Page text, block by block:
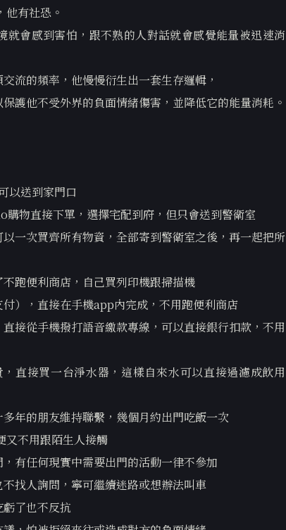
有社恐。
就會感到害怕，跟不熟的人對話就會感覺能量被迅速消
流的頻率，他慢慢衍生出一套生存邏輯，
護他不受外界的負面情緒傷害，並降低它的能量消耗。
以送到家門口
物直接下單，選擇宅配到府，但只會送到警衛室
一次買齊所有物資，全部寄到警衛室之後，再一起把所
跑便利商店，自己買列印機跟掃描機
），直接在手機app內完成，不用跑便利商店
接從手機撥打語音繳款專線，可以直接銀行扣款，不用
直接買一台淨水器，這樣自來水可以直接過濾成飲用
年的朋友維持聯繫，幾個月約出門吃飯一次
又不用跟陌生人接觸
有任何現實中需要出門的活動一律不參加
找人詢問，寧可繼續迷路或想辦法叫車
了也不反抗